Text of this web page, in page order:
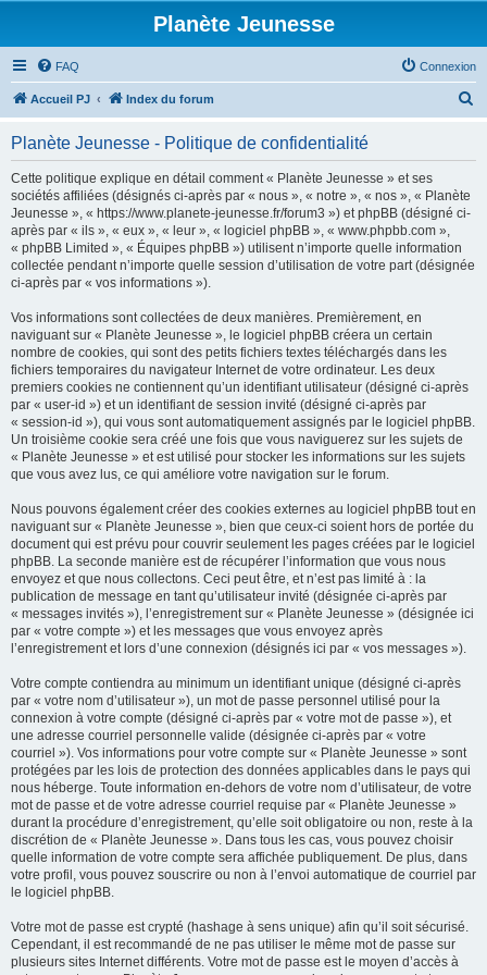
Planète Jeunesse
FAQ Connexion
Accueil PJ Index du forum
Planète Jeunesse - Politique de confidentialité
Cette politique explique en détail comment « Planète Jeunesse » et ses
sociétés affiliées (désignés ci-après par « nous », « notre », « nos », « Planète
Jeunesse », « https://www.planete-jeunesse.fr/forum3 ») et phpBB (désigné ci-
après par « ils », « eux », « leur », « logiciel phpBB », « www.phpbb.com »,
« phpBB Limited », « Équipes phpBB ») utilisent n’importe quelle information
collectée pendant n’importe quelle session d’utilisation de votre part (désignée
ci-après par « vos informations »).
Vos informations sont collectées de deux manières. Premièrement, en
naviguant sur « Planète Jeunesse », le logiciel phpBB créera un certain
nombre de cookies, qui sont des petits fichiers textes téléchargés dans les
fichiers temporaires du navigateur Internet de votre ordinateur. Les deux
premiers cookies ne contiennent qu’un identifiant utilisateur (désigné ci-après
par « user-id ») et un identifiant de session invité (désigné ci-après par
« session-id »), qui vous sont automatiquement assignés par le logiciel phpBB.
Un troisième cookie sera créé une fois que vous naviguerez sur les sujets de
« Planète Jeunesse » et est utilisé pour stocker les informations sur les sujets
que vous avez lus, ce qui améliore votre navigation sur le forum.
Nous pouvons également créer des cookies externes au logiciel phpBB tout en
naviguant sur « Planète Jeunesse », bien que ceux-ci soient hors de portée du
document qui est prévu pour couvrir seulement les pages créées par le logiciel
phpBB. La seconde manière est de récupérer l’information que vous nous
envoyez et que nous collectons. Ceci peut être, et n’est pas limité à : la
publication de message en tant qu’utilisateur invité (désignée ci-après par
« messages invités »), l’enregistrement sur « Planète Jeunesse » (désignée ici
par « votre compte ») et les messages que vous envoyez après
l’enregistrement et lors d’une connexion (désignés ici par « vos messages »).
Votre compte contiendra au minimum un identifiant unique (désigné ci-après
par « votre nom d’utilisateur »), un mot de passe personnel utilisé pour la
connexion à votre compte (désigné ci-après par « votre mot de passe »), et
une adresse courriel personnelle valide (désignée ci-après par « votre
courriel »). Vos informations pour votre compte sur « Planète Jeunesse » sont
protégées par les lois de protection des données applicables dans le pays qui
nous héberge. Toute information en-dehors de votre nom d’utilisateur, de votre
mot de passe et de votre adresse courriel requise par « Planète Jeunesse »
durant la procédure d’enregistrement, qu’elle soit obligatoire ou non, reste à la
discrétion de « Planète Jeunesse ». Dans tous les cas, vous pouvez choisir
quelle information de votre compte sera affichée publiquement. De plus, dans
votre profil, vous pouvez souscrire ou non à l’envoi automatique de courriel par
le logiciel phpBB.
Votre mot de passe est crypté (hashage à sens unique) afin qu’il soit sécurisé.
Cependant, il est recommandé de ne pas utiliser le même mot de passe sur
plusieurs sites Internet différents. Votre mot de passe est le moyen d’accès à